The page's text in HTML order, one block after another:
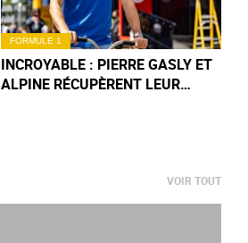
FORMULE 1
INCROYABLE : PIERRE GASLY ET
ALPINE RÉCUPÈRENT LEUR
VOIR TOUT